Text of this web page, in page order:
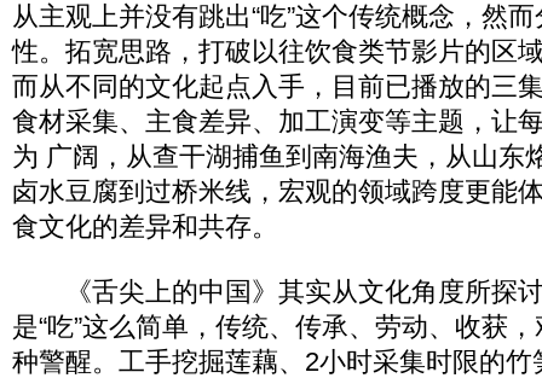
从主观上并没有跳出“吃”这个传统概念，然
性。拓宽思路，打破以往饮食类节影片的区
而从不同的文化起点入手，目前已播放的三
食材采集、主食差异、加工演变等主题，让
为 广阔，从查干湖捕鱼到南海渔夫，从山东
卤水豆腐到过桥米线，宏观的领域跨度更能
食文化的差异和共存。
《舌尖上的中国》其实从文化角度所探
是“吃”这么简单，传统、传承、劳动、收获
种警醒。工手挖掘莲藕、2小时采集时限的